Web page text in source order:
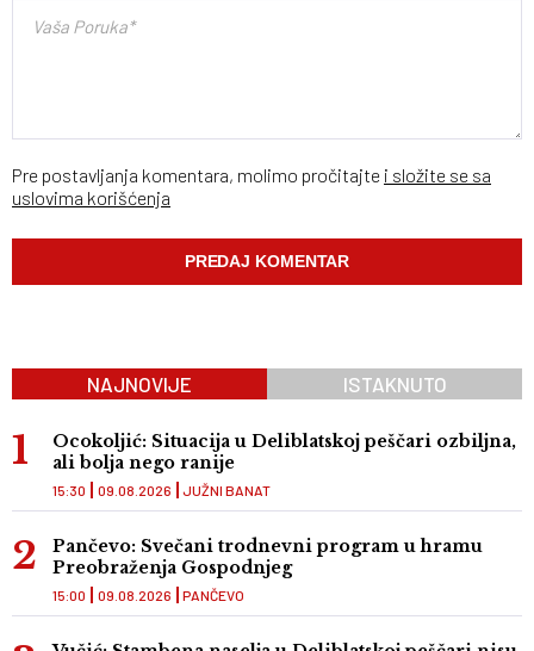
Pre postavljanja komentara, molimo pročitajte i složite se sa
uslovima korišćenja
NAJNOVIJE ISTAKNUTO
Ocokoljić: Situacija u Deliblatskoj peščari ozbiljna,
ali bolja nego ranije
JUŽNI BANAT
15:30 09.08.2026
Pančevo: Svečani trodnevni program u hramu
Preobraženja Gospodnjeg
PANČEVO
15:00 09.08.2026